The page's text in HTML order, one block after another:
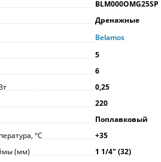
BLM000OMG25SP
Дренажные
Belamos
5
6
0,25
220
Поплавковый
°С
+35
(мм)
1 1/4ʺ (32)